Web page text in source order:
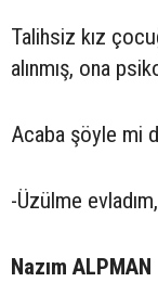
Talihsiz kız
alınmış, ona
Acaba şöyle mi
-Üzülme
Nazım ALPMAN